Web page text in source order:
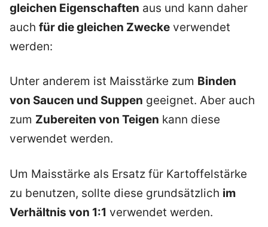
gleichen Eigenschaften aus und kann daher
auch für die gleichen Zwecke verwendet
werden:
Unter anderem ist Maisstärke zum Binden
von Saucen und Suppen geeignet. Aber auch
zum Zubereiten von Teigen kann diese
verwendet werden.
Um Maisstärke als Ersatz für Kartoffelstärke
zu benutzen, sollte diese grundsätzlich im
Verhältnis von 1:1 verwendet werden.